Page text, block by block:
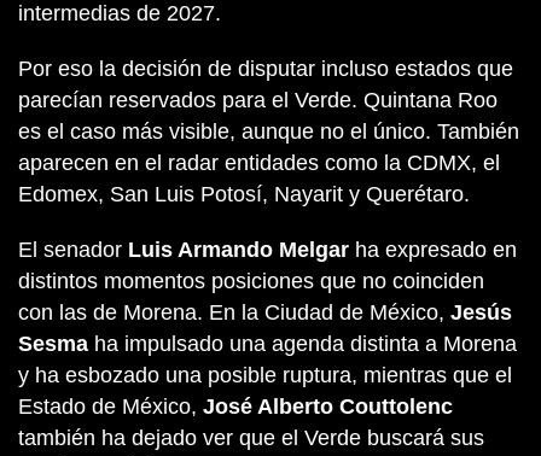
intermedias de 2027.
Por eso la decisión de disputar incluso estados que
parecían reservados para el Verde. Quintana Roo
es el caso más visible, aunque no el único. También
aparecen en el radar entidades como la CDMX, el
Edomex, San Luis Potosí, Nayarit y Querétaro.
El senador Luis Armando Melgar ha expresado en
distintos momentos posiciones que no coinciden
con las de Morena. En la Ciudad de México, Jesús
Sesma ha impulsado una agenda distinta a Morena
y ha esbozado una posible ruptura, mientras que el
Estado de México, José Alberto Couttolenc
también ha dejado ver que el Verde buscará sus